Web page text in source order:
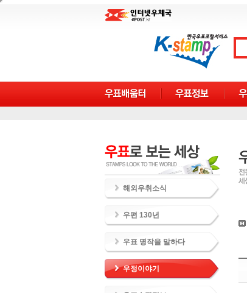
해외우취소식
우편 130년
우표 명작을 말하다
우정이야기